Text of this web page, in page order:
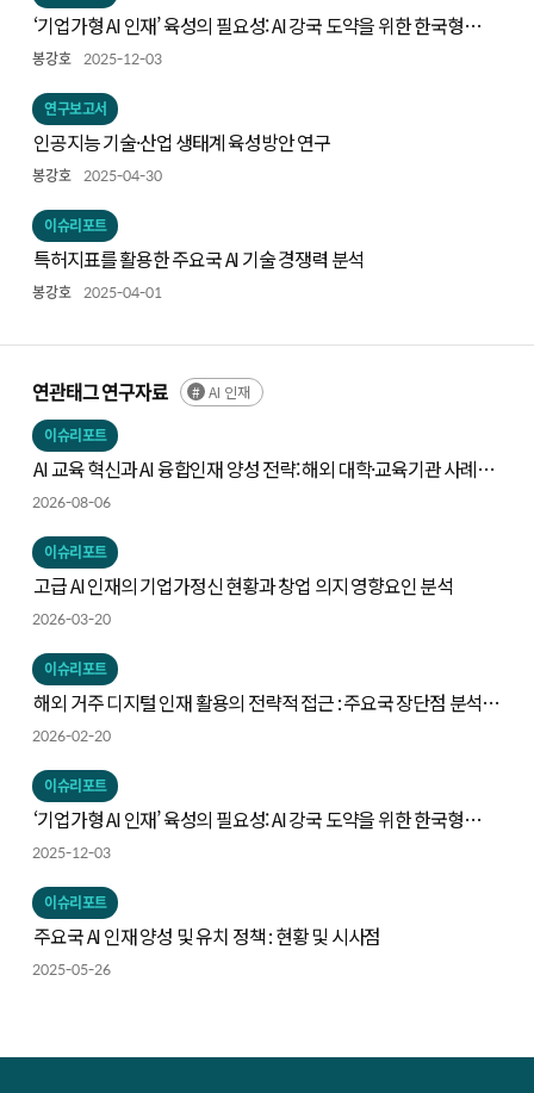
‘기업가형 AI 인재’ 육성의 필요성: AI 강국 도약을 위한 한국형
전략의 출발점
봉강호 2025-12-03
연구보고서
인공지능 기술·산업 생태계 육성방안 연구
봉강호 2025-04-30
이슈리포트
특허지표를 활용한 주요국 AI 기술 경쟁력 분석
봉강호 2025-04-01
연관태그 연구자료 AI 인재
이슈리포트
AI 교육 혁신과 AI 융합인재 양성 전략: 해외 대학·교육기관 사례와
시사점
2026-08-06
이슈리포트
고급 AI 인재의 기업가정신 현황과 창업 의지 영향요인 분석
2026-03-20
이슈리포트
해외 거주 디지털 인재 활용의 전략적 접근 : 주요국 장단점 분석을
중심으로
2026-02-20
이슈리포트
‘기업가형 AI 인재’ 육성의 필요성: AI 강국 도약을 위한 한국형
전략의 출발점
2025-12-03
이슈리포트
주요국 AI 인재 양성 및 유치 정책 : 현황 및 시사점
2025-05-26